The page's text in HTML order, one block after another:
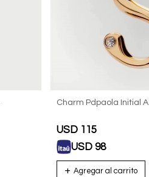
Charm Pdpaola Initial A
USD 115
USD 98